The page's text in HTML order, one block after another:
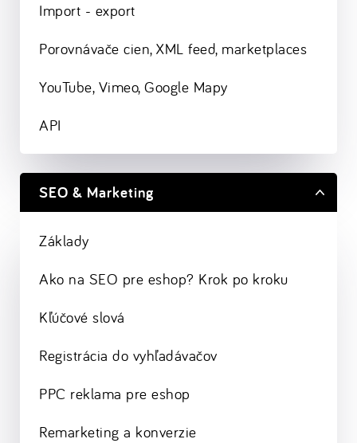
Import - export
Porovnávače cien, XML feed, marketplaces
YouTube, Vimeo, Google Mapy
API
SEO & Marketing
Základy
Ako na SEO pre eshop? Krok po kroku
Kľúčové slová
Registrácia do vyhľadávačov
PPC reklama pre eshop
Remarketing a konverzie